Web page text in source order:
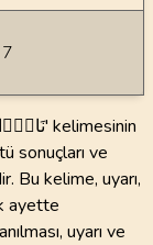
7
sonuçları ve
Bu kelime, uyarı,
ayette